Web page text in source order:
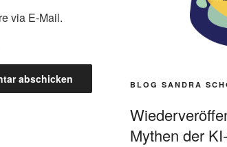
via E-Mail.
BLOG SANDRA
Mythen der